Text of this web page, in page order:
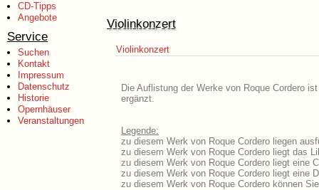
CD-Tipps
Angebote
Service
Suchen
Kontakt
Impressum
Datenschutz
Historie
Opernhäuser
Veranstaltungen
Violinkonzert
Violinkonzert
Die Auflistung der Werke von Roque Cordero
ergänzt.
Legende:
zu diesem Werk von Roque Cordero liegen
zu diesem Werk von Roque Cordero liegt das
zu diesem Werk von Roque Cordero liegt eine
zu diesem Werk von Roque Cordero liegt eine
zu diesem Werk von Roque Cordero können